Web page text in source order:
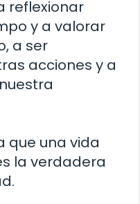
reflexionar
y a valorar
a ser
acciones y a
que una vida
la verdadera